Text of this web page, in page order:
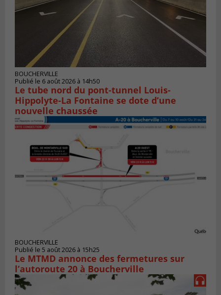
BOUCHERVILLE
Publié le 6 août 2026 à 14h50
Le tube nord du pont-tunnel Louis-
Hippolyte-La Fontaine se dote d’une
nouvelle chaussée
BOUCHERVILLE
Publié le 5 août 2026 à 15h25
Le MTMD annonce des fermetures sur
l’autoroute 20 à Boucherville